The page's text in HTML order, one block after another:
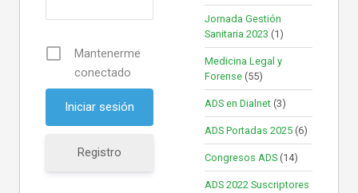
Mantenerme
conectado
Registro
Jornada Gestión
Sanitaria 2023 (1)
Medicina Legal y
Forense (55)
ADS en Dialnet (3)
ADS Portadas 2025 (6)
Congresos ADS (14)
ADS 2022 Suscriptores